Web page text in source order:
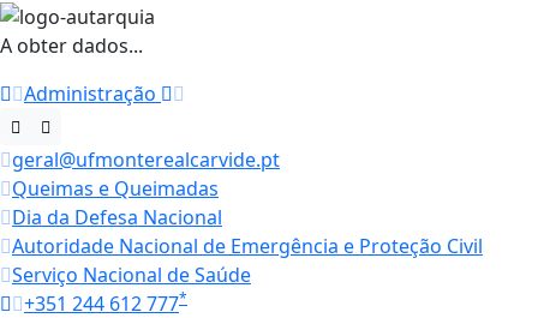
A obter dados...
Administração
geral@ufmonterealcarvide.pt
Queimas e Queimadas
Dia da Defesa Nacional
Autoridade Nacional de Emergência e Proteção Civil
Serviço Nacional de Saúde
+351 244 612 777*